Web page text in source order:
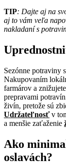
TIP: Dajte aj na
aj to vám veľa
nakladaní s
Sezónne potraviny
Nakupovaním
farmárov a
prepravami
živín, pretože sú
Udržateľnosťv
a menšie zaťaženie
Ako
oslavách?